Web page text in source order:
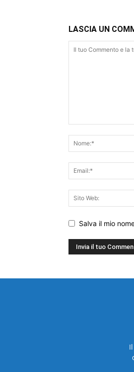
LASCIA UN
Salva il mio